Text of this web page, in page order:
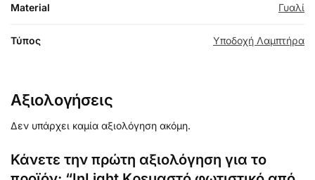
Material Γυαλί
Τύπος Υποδοχή Λαμπτήρα
Αξιολογήσεις
Δεν υπάρχει καμία αξιολόγηση ακόμη.
Κάνετε την πρώτη αξιολόγηση για το